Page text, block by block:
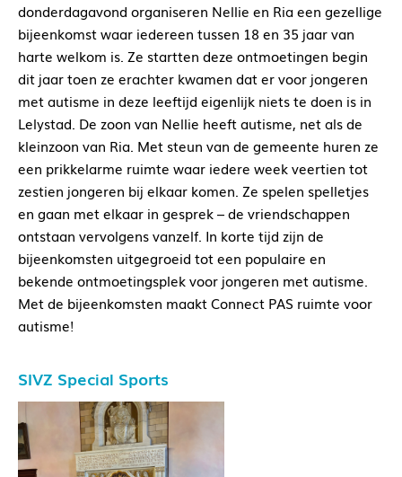
donderdagavond organiseren Nellie en Ria een gezellige
bijeenkomst waar iedereen tussen 18 en 35 jaar van
harte welkom is. Ze startten deze ontmoetingen begin
dit jaar toen ze erachter kwamen dat er voor jongeren
met autisme in deze leeftijd eigenlijk niets te doen is in
Lelystad. De zoon van Nellie heeft autisme, net als de
kleinzoon van Ria. Met steun van de gemeente huren ze
een prikkelarme ruimte waar iedere week veertien tot
zestien jongeren bij elkaar komen. Ze spelen spelletjes
en gaan met elkaar in gesprek – de vriendschappen
ontstaan vervolgens vanzelf. In korte tijd zijn de
bijeenkomsten uitgegroeid tot een populaire en
bekende ontmoetingsplek voor jongeren met autisme.
Met de bijeenkomsten maakt Connect PAS ruimte voor
autisme!
SIVZ Special Sports